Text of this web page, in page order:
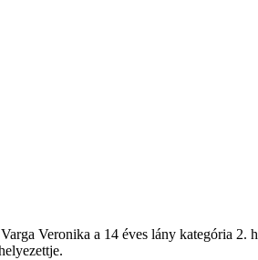
Veronika a 14 éves lány kategória 2.